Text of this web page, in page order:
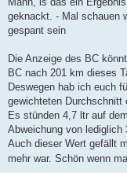
geknackt. - Mal schauen
gespant sein
Die Anzeige des BC
BC nach 201 km dieses
Deswegen hab ich euch
gewichteten Durchschnitt
Es stünden 4,7 ltr auf
Abweichung von lediglich
Auch dieser Wert gefällt
mehr war. Schön wenn